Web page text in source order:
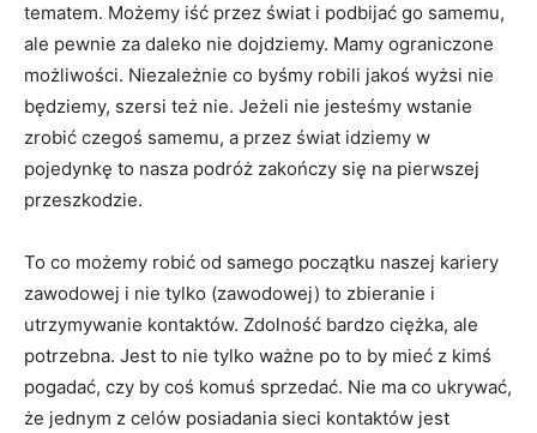
tematem. Możemy iść przez świat i podbijać go samemu,
ale pewnie za daleko nie dojdziemy. Mamy ograniczone
możliwości. Niezależnie co byśmy robili jakoś wyżsi nie
będziemy, szersi też nie. Jeżeli nie jesteśmy wstanie
zrobić czegoś samemu, a przez świat idziemy w
pojedynkę to nasza podróż zakończy się na pierwszej
przeszkodzie.
To co możemy robić od samego początku naszej kariery
zawodowej i nie tylko (zawodowej) to zbieranie i
utrzymywanie kontaktów. Zdolność bardzo ciężka, ale
potrzebna. Jest to nie tylko ważne po to by mieć z kimś
pogadać, czy by coś komuś sprzedać. Nie ma co ukrywać,
że jednym z celów posiadania sieci kontaktów jest